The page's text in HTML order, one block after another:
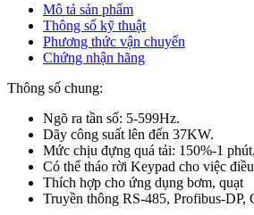
Mô tả sản phẩm
Thông số kỹ thuật
Phương thức vận chuyển
Chứng nhận hãng
Thông số chung:
Ngõ ra tần số: 5-599Hz.
Dãy công suất lên đến 37KW.
Mức chịu đựng quá tải: 150%-1
Có thể tháo rời Keypad cho việc
Thích hợp cho ứng dụng bơm, quạt
Truyền thông RS-485, Profibus-